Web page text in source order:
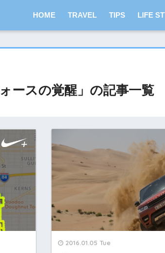
HOME TRAVEL TIPS LIFE
ースの覚醒」の記事一覧
2016.01.05 Tue